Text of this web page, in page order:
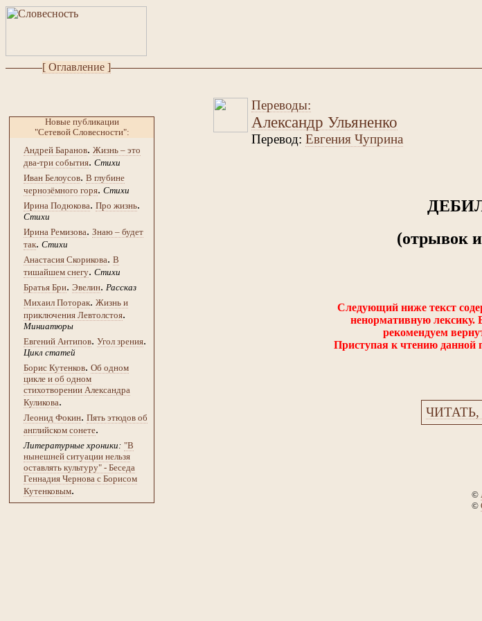
[ Оглавление ]
Новые публикации
"Сетевой Словесности":
Андрей Баранов. Жизнь – это
два-три события. Стихи
Иван Белоусов. В глубине
чернозёмного горя. Стихи
Ирина Подюкова. Про жизнь.
Стихи
Ирина Ремизова. Знаю – будет
так. Стихи
Анастасия Скорикова. В
тишайшем снегу. Стихи
Братья Бри. Эвелин. Рассказ
Михаил Поторак. Жизнь и
приключения Левтолстоя.
Миниатюры
Евгений Антипов. Угол зрения.
Цикл статей
Борис Кутенков. Об одном
цикле и об одном
стихотворении Александра
Куликова.
Леонид Фокин. Пять этюдов об
английском сонете.
Литературные хроники: "В
нынешней ситуации нельзя
оставлять культуру" - Беседа
Геннадия Чернова с Борисом
Кутенковым.
Переводы:
Александр Ульяненко
Перевод: Евгения Чуприна
(отрывок
Следующий ниже текст
ненормативную
рекомендуем
Приступая к чтению данной
ЧИТАТЬ,
©
©